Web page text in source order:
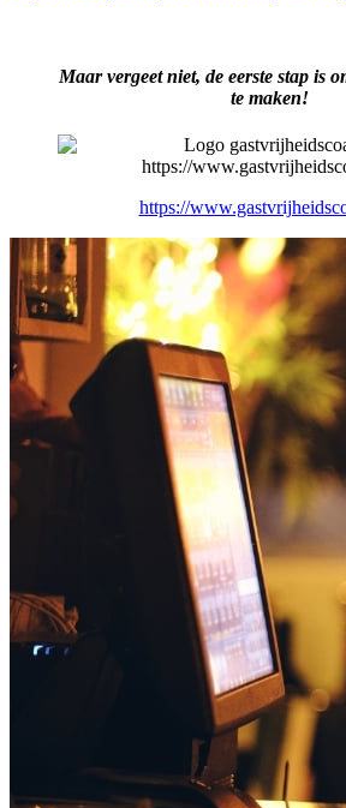
Maar vergeet niet, de eerste stap is
te maken!
https://